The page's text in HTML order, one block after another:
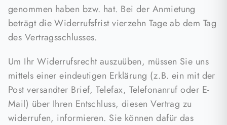
genommen haben bzw. hat. Bei der Anmietung
beträgt die Widerrufsfrist vierzehn Tage ab dem Tag
des Vertragsschlusses.
Um Ihr Widerrufsrecht auszuüben, müssen Sie uns
mittels einer eindeutigen Erklärung (z.B. ein mit der
Post versandter Brief, Telefax, Telefonanruf oder E-
Mail) über Ihren Entschluss, diesen Vertrag zu
widerrufen, informieren. Sie können dafür das